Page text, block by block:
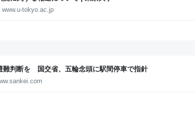
www.u-tokyo.ac.jp
難判断を 国交省、五輪念頭に駅間停車で指針